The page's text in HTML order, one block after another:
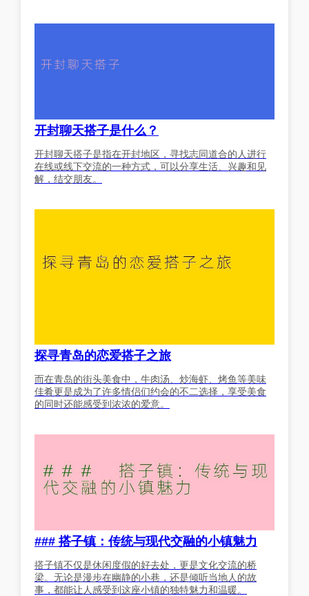
开封聊天搭子是什么？
开封聊天搭子是指在开封地区，寻找志同道合的人进行
在线或线下交流的一种方式，可以分享生活、兴趣和见
解，结交朋友。
探寻青岛的恋爱搭子之旅
而在青岛的街头美食中，牛肉汤、炒海虾、烤鱼等美味
佳肴更是成为了许多情侣们约会的不二选择，享受美食
的同时还能感受到浓浓的爱意。
### 搭子镇：传统与现代交融的小镇魅力
搭子镇不仅是休闲度假的好去处，更是文化交流的桥
梁。无论是漫步在幽静的小巷，还是倾听当地人的故
事，都能让人感受到这座小镇的独特魅力和温暖。